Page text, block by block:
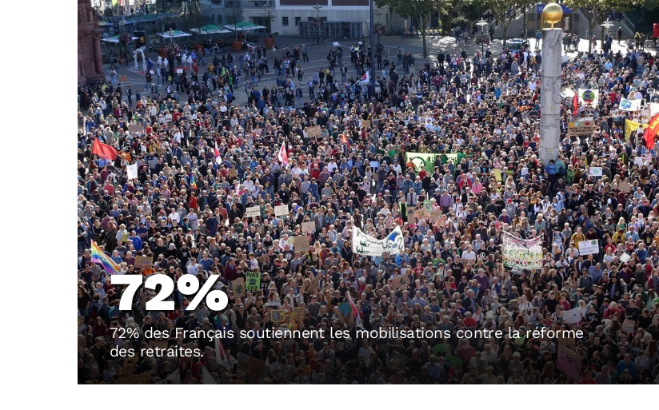
72%
72% des Français soutiennent les mobilisations contre la réforme
des retraites.